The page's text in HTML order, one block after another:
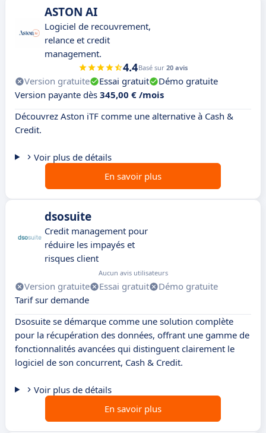
ASTON AI
Logiciel de recouvrement,
relance et credit
management.
4.4Basé sur 20 avis
Version gratuite Essai gratuit
Démo gratuite
Version payante dès 345,00 € /mois
Découvrez Aston iTF comme une alternative à Cash &
Credit.
Voir plus de détails
En savoir plus
dsosuite
Credit management pour
réduire les impayés et
risques client
Aucun avis utilisateurs
Version gratuite Essai gratuit
Démo gratuite
Tarif sur demande
Dsosuite se démarque comme une solution complète
pour la récupération des données, offrant une gamme de
fonctionnalités avancées qui distinguent clairement le
logiciel de son concurrent, Cash & Credit.
Voir plus de détails
En savoir plus